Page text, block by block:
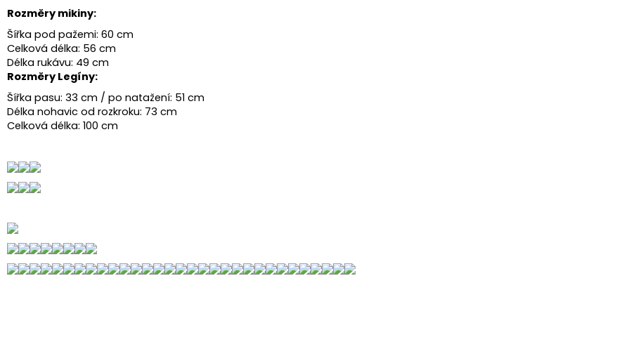
Rozměry mikiny:
Šířka pod pažemi: ​​60 cm
Celková délka: 56 cm
Délka rukávu: 49 cm
Rozměry Legíny:
Šířka pasu: 33 cm / po natažení: 51 cm
Délka nohavic od rozkroku: 73 cm
Celková délka: 100 cm